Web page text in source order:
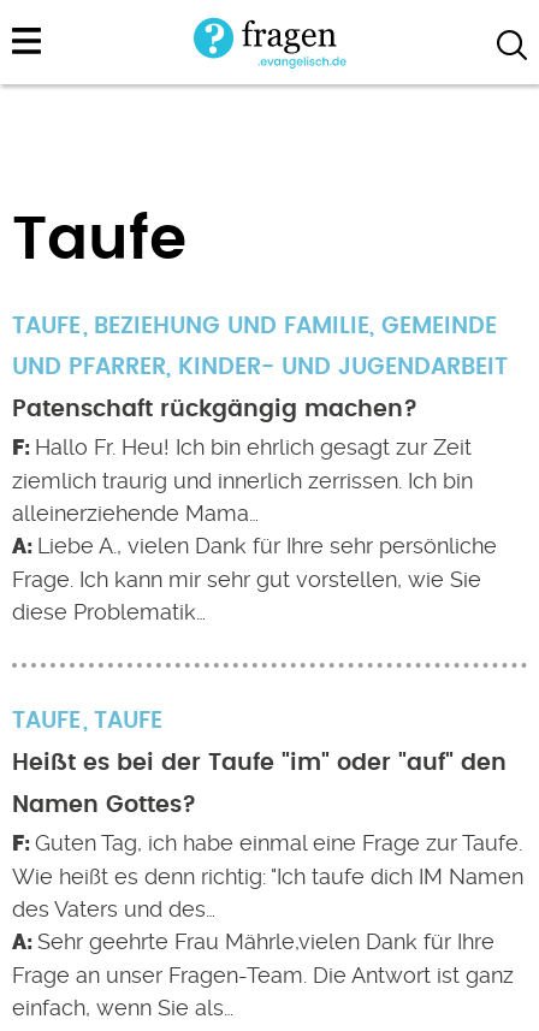
Direkt
zum
Taufe
TAUFE BEZIEHUNG UND FAMILIE, GEMEINDE
UND PFARRER, KINDER- UND JUGENDARBEIT
Patenschaft rückgängig machen?
Hallo Fr. Heu! Ich bin ehrlich gesagt zur Zeit
ziemlich traurig und innerlich zerrissen. Ich bin
alleinerziehende Mama…
Liebe A., vielen Dank für Ihre sehr persönliche
Frage. Ich kann mir sehr gut vorstellen, wie Sie
diese Problematik…
TAUFE
TAUFE
Heißt es bei der Taufe "im" oder "auf" den
Namen Gottes?
Guten Tag, ich habe einmal eine Frage zur Taufe.
Wie heißt es denn richtig: "Ich taufe dich IM Namen
des Vaters und des…
Sehr geehrte Frau Mährle,vielen Dank für Ihre
Frage an unser Fragen-Team. Die Antwort ist ganz
einfach, wenn Sie als…